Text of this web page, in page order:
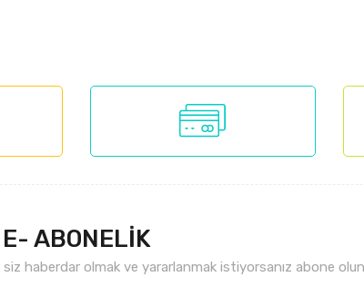
E- ABONELİK
haberdar olmak ve yararlanmak istiyorsanız abone